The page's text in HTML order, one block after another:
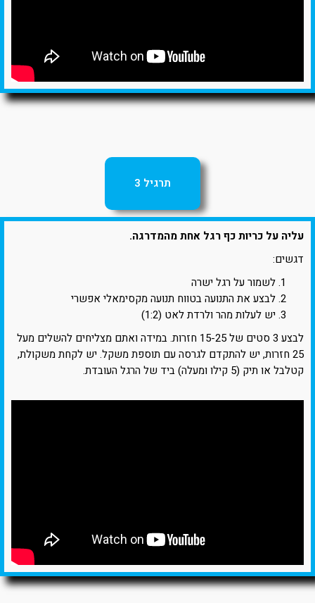
תרגיל 3
עליה על כריות כף רגל אחת מהמדרגה.
דגשים:
לשמור על רגל ישרה
לבצע את התנועה בטווח תנועה מקסימאלי אפשרי
יש לעלות מהר ולרדת לאט (1:2)
לבצע 3 סטים של 15-25 חזרות. במידה ואתם מצליחים להשלים מעל
25 חזרות, יש להתקדם לגרסה עם תוספת משקל. יש לקחת משקולת,
קטלבל או תיק (5 קילו ומעלה) ביד של הרגל העובדת.